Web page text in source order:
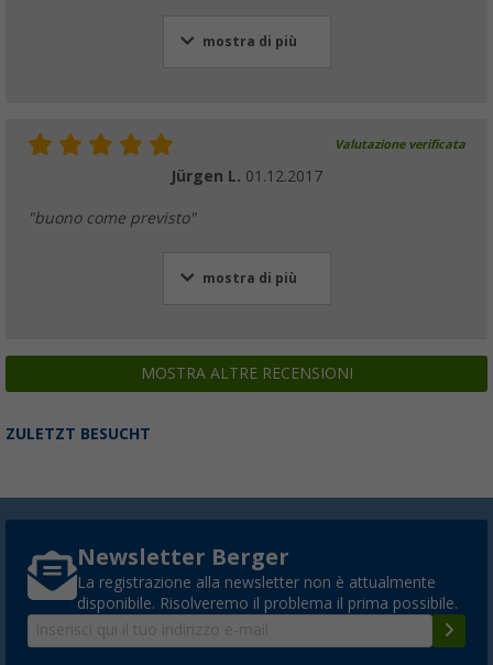
mostra di più
Valutazione verificata
Jürgen L. 01.12.2017
"buono come previsto"
mostra di più
MOSTRA ALTRE RECENSIONI
ZULETZT BESUCHT
Newsletter Berger
La registrazione alla newsletter non è attualmente
disponibile. Risolveremo il problema il prima possibile.